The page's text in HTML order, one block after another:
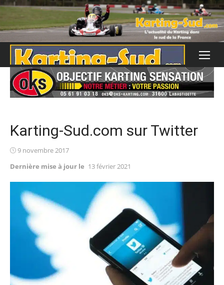
Skip
content
Karting-Sud.com sur Twitter
Posted
9 novembre 2017
Dernière mise à jour le 13 février 2021